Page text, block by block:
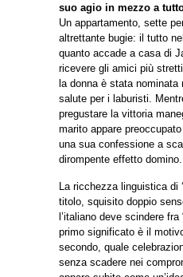
suo agio in mezzo a
Un appartamento, sette
altrettante bugie: il tutto
quanto accade a casa di
ricevere gli amici più
la donna è stata nominata
salute per i laburisti.
pregustare la vittoria
marito appare
una sua confessione a
dirompente effetto domino.
La ricchezza linguistica di
titolo, squisito doppio
l’italiano deve scindere fra
primo significato è il
secondo, quale
senza scadere nei